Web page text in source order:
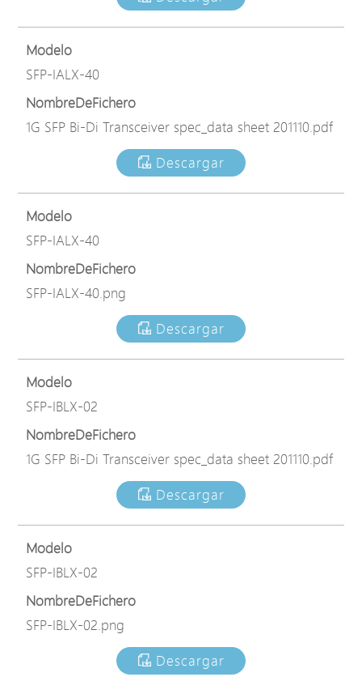
Modelo
SFP-IALX-40
NombreDeFichero
1G SFP Bi-Di Transceiver spec_data sheet 201110.pdf
Descargar
Modelo
SFP-IALX-40
NombreDeFichero
SFP-IALX-40.png
Descargar
Modelo
SFP-IBLX-02
NombreDeFichero
1G SFP Bi-Di Transceiver spec_data sheet 201110.pdf
Descargar
Modelo
SFP-IBLX-02
NombreDeFichero
SFP-IBLX-02.png
Descargar